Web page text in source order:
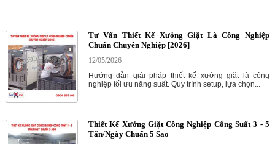
Tư Vấn Thiết Kế Xưởng Giặt Là Công Nghiệp
Chuẩn Chuyên Nghiệp [2026]
12/05/2026
Hướng dẫn giải pháp thiết kế xưởng giặt là công
nghiệp tối ưu năng suất. Quy trình setup, lựa chọn...
Thiết Kế Xưởng Giặt Công Nghiệp Công Suất 3 - 5
Tấn/Ngày Chuẩn 5 Sao